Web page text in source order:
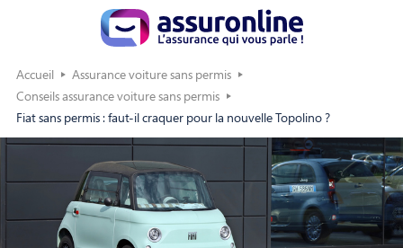
Accueil
Assurance voiture sans permis
Conseils assurance voiture sans permis
Fiat sans permis : faut-il craquer pour la nouvelle Topolino ?